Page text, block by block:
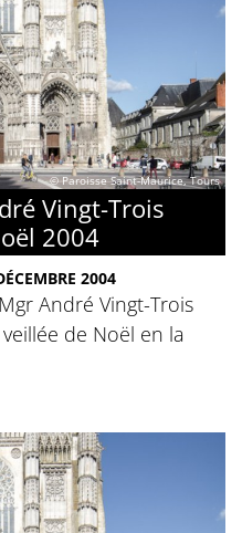
© Paroisse Saint-Maurice, Tours
Vingt-Trois
2004
2004
André Vingt-Trois
de Noël en la